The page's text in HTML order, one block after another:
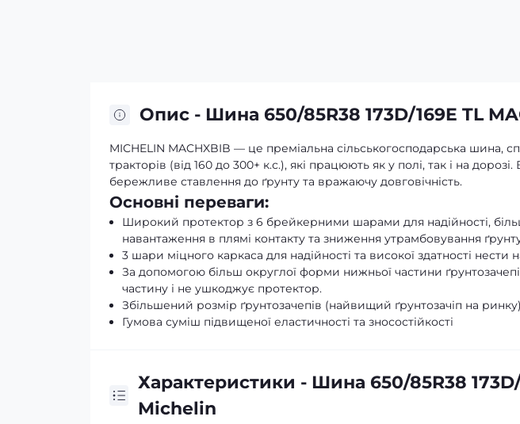
Опис - Шина 650/85R38 173D/169E TL
MICHELIN MACHXBIB — це преміальна сільськогосподарська шина,
тракторів (від 160 до 300+ к.с.), які працюють як у полі, так і на
бережливе ставлення до ґрунту та вражаючу довговічність.
Основні переваги:
Широкий протектор з 6 брейкерними шарами для надійності,
навантаження в плямі контакту та зниження утрамбовування
3 шари міцного каркаса для надійності та високої здатності нести
За допомогою більш округлої форми нижньої частини
частину і не ушкоджує протектор.
Збільшений розмір ґрунтозачепів (найвищий ґрунтозачіп на ринку)
Гумова суміш підвищеної еластичності та зносостійкості
Характеристики - Шина 650/85R38
Michelin